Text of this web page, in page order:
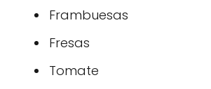
Frambuesas
Fresas
Tomate